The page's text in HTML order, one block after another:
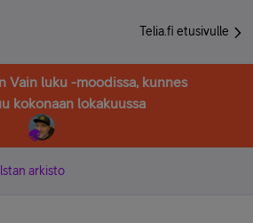
Telia.fi etusivulle
Vain luku -moodissa, kunnes
kokonaan lokakuussa
arkisto